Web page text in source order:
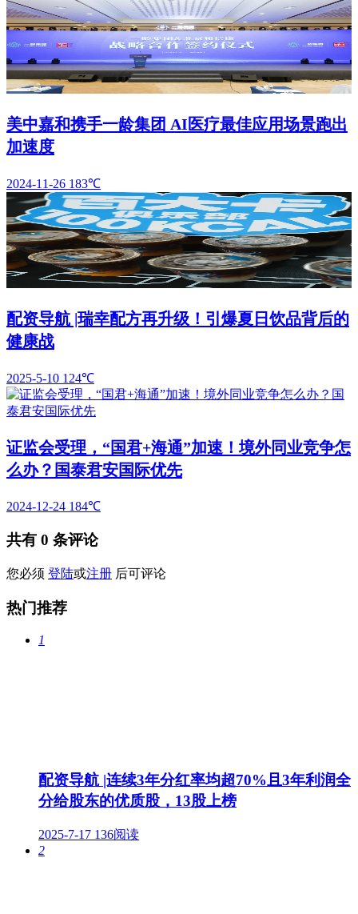
美中嘉和携手一龄集团 AI医疗最佳应用场景跑出
加速度
2024-11-26 183℃
配资导航 |瑞幸配方再升级！引爆夏日饮品背后的
健康战
2025-5-10 124℃
证监会受理，“国君+海通”加速！境外同业竞争怎
么办？国泰君安国际优先
2024-12-24 184℃
共有 0 条评论
您必须 登陆或注册 后可评论
热门推荐
1
配资导航 |连续3年分红率均超70%且3年利润全
分给股东的优质股，13股上榜
2025-7-17 136阅读
2